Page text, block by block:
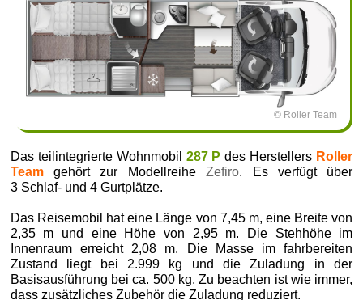
© Roller Team
Das teilintegrierte Wohnmobil 287 P des Herstellers Roller
Teamgehört zur ModellreiheZefiro. Es verfügt über
3 Schlaf- und 4 Gurtplätze.
Das Reisemobil hat eine Länge von 7,45 m, eine Breite von
2,35 m und eine Höhe von 2,95 m. Die Stehhöhe im
Innenraum erreicht 2,08 m. Die Masse im fahrbereiten
Zustand liegt bei 2.999 kg und die Zuladung in der
Basisausführung bei ca. 500 kg. Zu beachten ist wie immer,
dass zusätzliches Zubehör die Zuladung reduziert.